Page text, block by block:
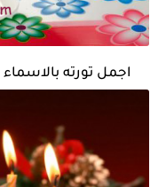
اجمل تورته بالاسماء 2022 تورتة مكتوب عليها اسم حاتم